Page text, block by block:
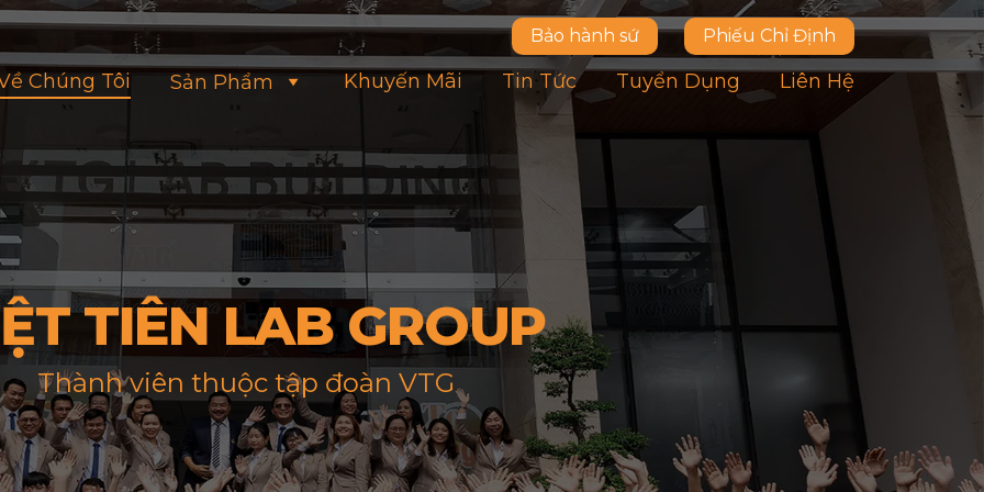
Bảo hành sứ Phiếu Chỉ Định
Chúng Tôi Sản Phẩm Khuyến Mãi Tin Tức Tuyển Dụng Liên Hệ
TIÊN LAB GROUP
Thành viên thuộc tập đoàn VTG